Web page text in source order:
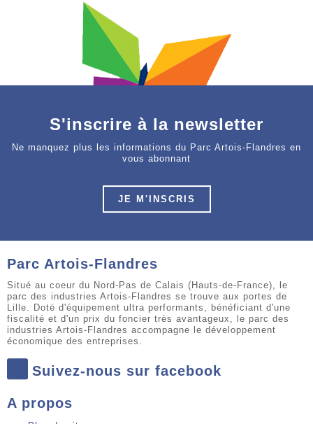
S'inscrire à la newsletter
Ne manquez plus les informations du Parc Artois-Flandres en
vous abonnant
JE M'INSCRIS
Parc Artois-Flandres
Situé au coeur du Nord-Pas de Calais (Hauts-de-France), le
parc des industries Artois-Flandres se trouve aux portes de
Lille. Doté d'équipement ultra performants, bénéficiant d'une
fiscalité et d'un prix du foncier très avantageux, le parc des
industries Artois-Flandres accompagne le développement
économique des entreprises.
Suivez-nous sur facebook
A propos